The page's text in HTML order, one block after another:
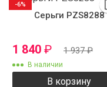
Серьги PZS8288
1 840 ₽ 1 937₽
В наличии
В корзину
-6%